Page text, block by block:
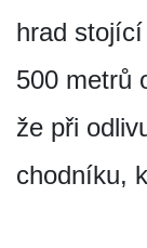
hrad
500 metrů
že při
chodníku,